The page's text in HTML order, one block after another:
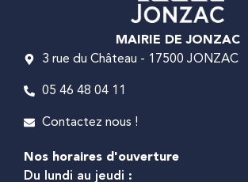
MAIRIE DE JONZAC
3 rue du Château - 17500 JONZAC
05 46 48 04 11
Contactez nous !
Nos horaires d'ouverture
Du lundi au jeudi :